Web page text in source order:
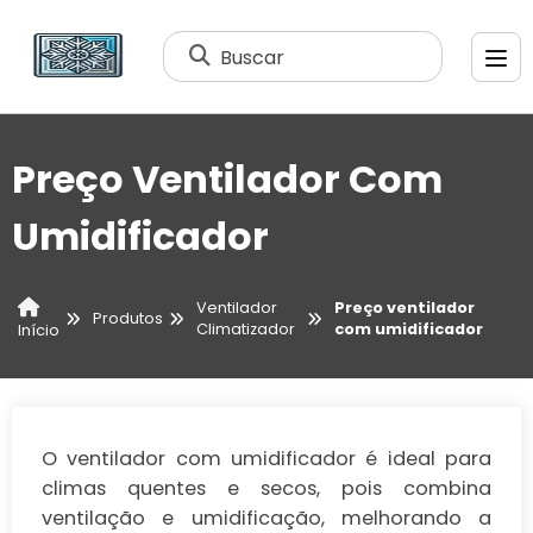
Buscar
Preço Ventilador Com
Umidificador
Início
Produtos
Ventilador
Climatizador
Preço ventilador
com umidificador
O ventilador com umidificador é ideal para
climas quentes e secos, pois combina
ventilação e umidificação, melhorando a